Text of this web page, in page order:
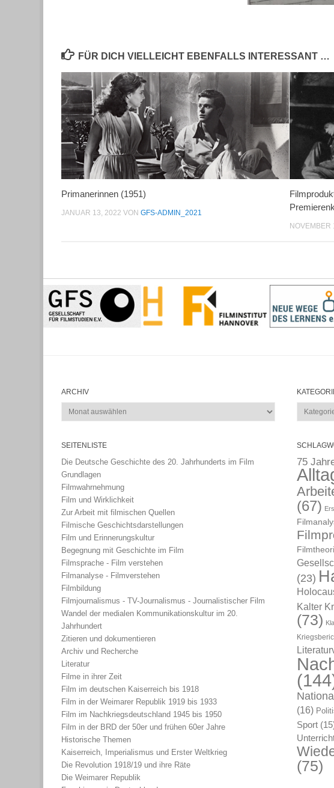
FÜR DICH VIELLEICHT EBENFALLS INTERESSANT …
Primanerinnen (1951)
JANUAR 13, 2022 VON GFS-ADMIN_2021
NOVEMBER
ARCHIV
Archiv
SEITENLISTE
Die Deutsche Geschichte des 20. Jahrhunderts im Film
Grundlagen
Filmwahrnehmung
Film und Wirklichkeit
Zur Arbeit mit filmischen Quellen
Filmische Geschichtsdarstellungen
Film und Erinnerungskultur
Begegnung mit Geschichte im Film
Filmsprache - Film verstehen
Filmanalyse - Filmverstehen
Filmbildung
Filmjournalismus - TV-Journalismus - Journalistischer Film
Wandel der medialen Kommunikationskultur im 20.
Jahrhundert
Zitieren und dokumentieren
Archiv und Recherche
Literatur
Filme in ihrer Zeit
Film im deutschen Kaiserreich bis 1918
Film in der Weimarer Republik 1919 bis 1933
Film im Nachkriegsdeutschland 1945 bis 1950
Film in der BRD der 50er und frühen 60er Jahre
Historische Themen
Kaiserreich, Imperialismus und Erster Weltkrieg
Die Revolution 1918/19 und ihre Räte
Die Weimarer Republik
Kategorien
75
(67)
(23)
Kalter
(73)
(16)
Sport
(75)